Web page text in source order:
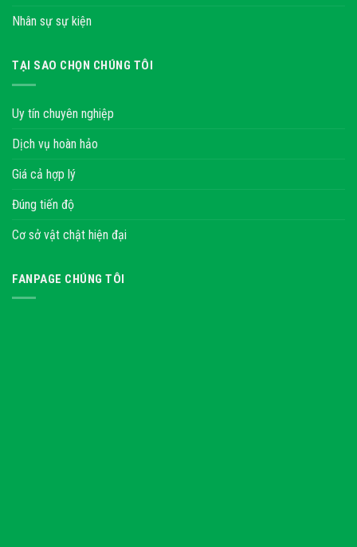
Nhân sự sự kiện
TẠI SAO CHỌN CHÚNG TÔI
Uy tín chuyên nghiệp
Dịch vụ hoàn hảo
Giá cả hợp lý
Đúng tiến độ
Cơ sở vật chật hiện đại
FANPAGE CHÚNG TÔI